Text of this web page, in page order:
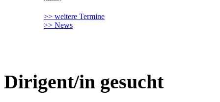
>> weitere Termine
>> News
Dirigent/in gesucht